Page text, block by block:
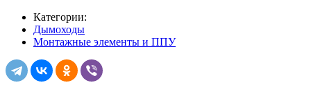
Категории:
Дымоходы
Монтажные элементы и ППУ